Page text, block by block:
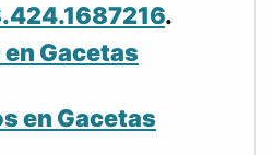
.
Gacetas
en Gacetas